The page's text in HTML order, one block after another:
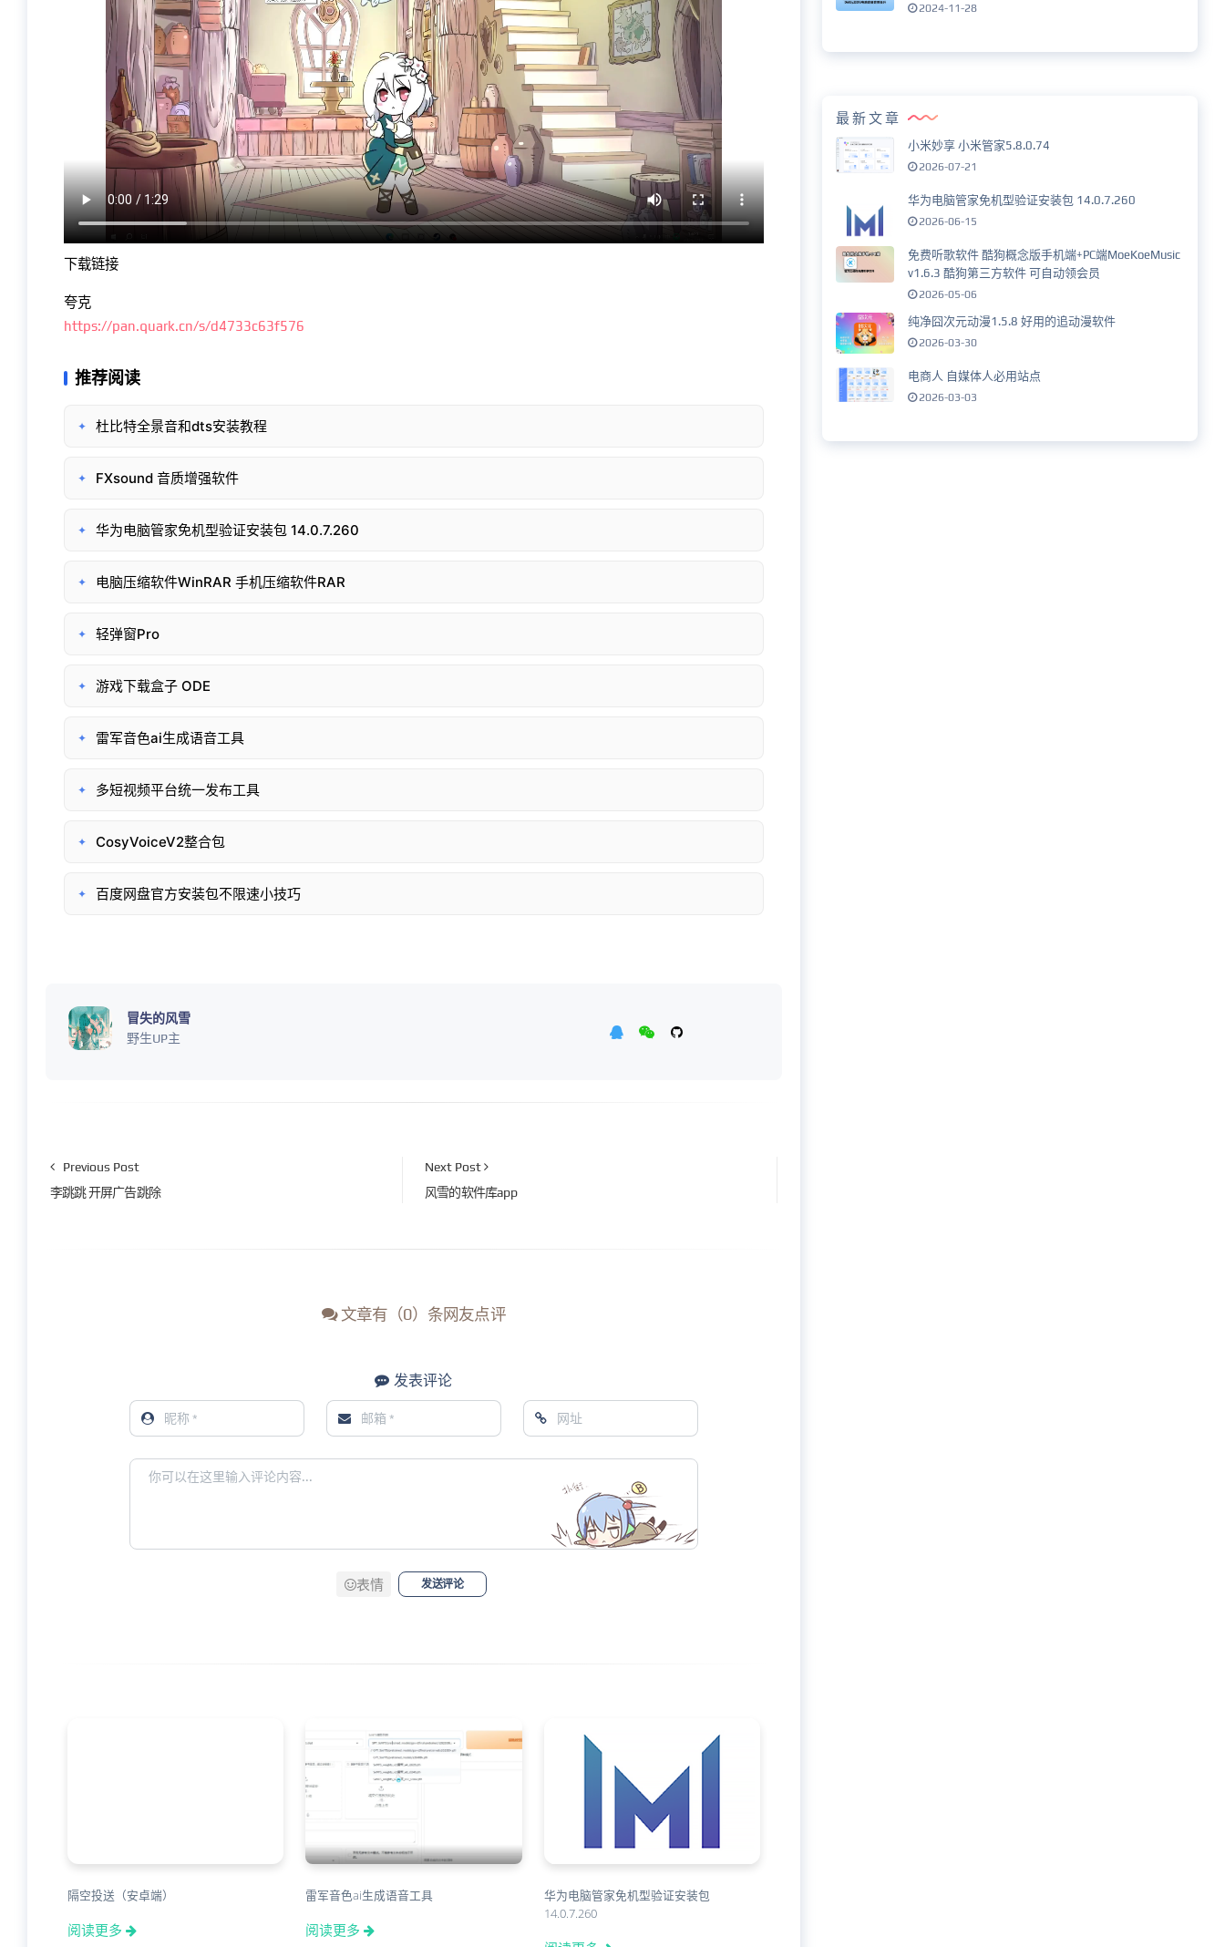
下载链接
夸克
https://pan.quark.cn/s/d4733c63f576
推荐阅读
✦ 杜比特全景音和dts安装教程
✦ FXsound 音质增强软件
✦ 华为电脑管家免机型验证安装包 14.0.7.260
✦ 电脑压缩软件WinRAR 手机压缩软件RAR
✦ 轻弹窗Pro
✦ 游戏下载盒子 ODE
✦ 雷军音色ai生成语音工具
✦ 多短视频平台统一发布工具
✦ CosyVoiceV2整合包
✦ 百度网盘官方安装包不限速小技巧
冒失的风雪
野生UP主
Previous Post
李跳跳 开屏广告跳除
Next Post
风雪的软件库app
文章有（0）条网友点评
发表评论
表情 发送评论
隔空投送（安卓端）
阅读更多
雷军音色ai生成语音工具
阅读更多
华为电脑管家免机型验证安装包
14.0.7.260
2024-11-28
最新文章
小米妙享 小米管家5.8.0.74
2026-07-21
华为电脑管家免机型验证安装包 14.0.7.260
2026-06-15
免费听歌软件 酷狗概念版手机端+PC端MoeKoeMusic
v1.6.3 酷狗第三方软件 可自动领会员
2026-05-06
纯净囧次元动漫1.5.8 好用的追动漫软件
2026-03-30
电商人 自媒体人必用站点
2026-03-03